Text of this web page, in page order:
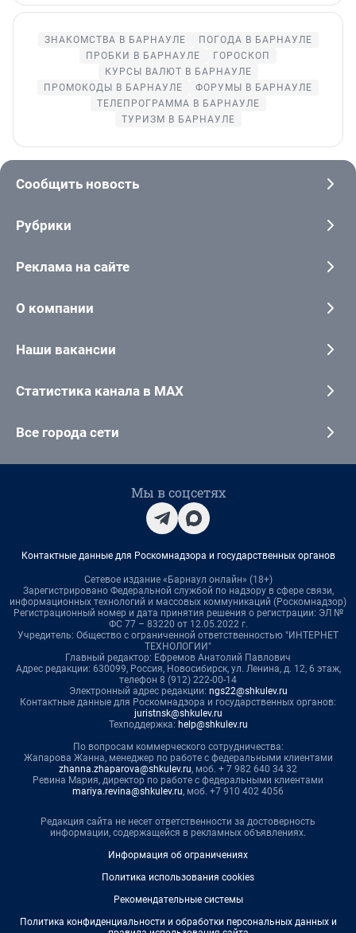
ЗНАКОМСТВА В БАРНАУЛЕ
ПОГОДА В БАРНАУЛЕ
ПРОБКИ В БАРНАУЛЕ
ГОРОСКОП
КУРСЫ ВАЛЮТ В БАРНАУЛЕ
ПРОМОКОДЫ В БАРНАУЛЕ
ФОРУМЫ В БАРНАУЛЕ
ТЕЛЕПРОГРАММА В БАРНАУЛЕ
ТУРИЗМ В БАРНАУЛЕ
Сообщить новость
Рубрики
Реклама на сайте
О компании
Наши вакансии
Статистика канала в MAX
Все города сети
Мы в соцсетях
Контактные данные для Роскомнадзора и государственных органов
Сетевое издание «Барнаул онлайн» (18+)
Зарегистрировано Федеральной службой по надзору в сфере связи,
информационных технологий и массовых коммуникаций (Роскомнадзор)
Регистрационный номер и дата принятия решения о регистрации: ЭЛ №
ФС 77 – 83220 от 12.05.2022 г.
Учредитель: Общество с ограниченной ответственностью "ИНТЕРНЕТ
ТЕХНОЛОГИИ"
Главный редактор: Ефремов Анатолий Павлович
Адрес редакции: 630099, Россия, Новосибирск, ул. Ленина, д. 12, 6 этаж,
телефон 8 (912) 222-00-14
Электронный адрес редакции: ngs22@shkulev.ru
Контактные данные для Роскомнадзора и государственных органов:
juristnsk@shkulev.ru
Техподдержка: help@shkulev.ru
По вопросам коммерческого сотрудничества:
Жапарова Жанна, менеджер по работе с федеральными клиентами
zhanna.zhaparova@shkulev.ru, моб. + 7 982 640 34 32
Ревина Мария, директор по работе с федеральными клиентами
mariya.revina@shkulev.ru, моб. +7 910 402 4056
Редакция сайта не несет ответственности за достоверность
информации, содержащейся в рекламных объявлениях.
Информация об ограничениях
Политика использования cookies
Рекомендательные системы
Политика конфиденциальности и обработки персональных данных и